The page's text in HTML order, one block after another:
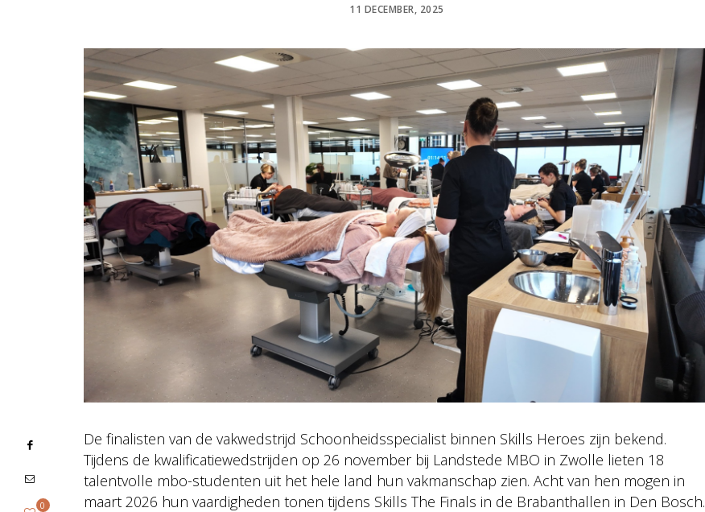
POSTED
11 DECEMBER, 2025
De finalisten van de vakwedstrijd Schoonheidsspecialist binnen Skills Heroes zijn bekend.
Tijdens de kwalificatiewedstrijden op 26 november bij Landstede MBO in Zwolle lieten 18
talentvolle mbo-studenten uit het hele land hun vakmanschap zien. Acht van hen mogen in
maart 2026 hun vaardigheden tonen tijdens Skills The Finals in de Brabanthallen in Den Bosch.
0